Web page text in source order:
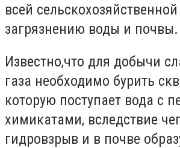
всей
загрязнению воды и почвы.
Известно,что для добычи
газа необходимо бурить
которую поступает вода с
химикатами, вследствие
гидровзрыв и в почве